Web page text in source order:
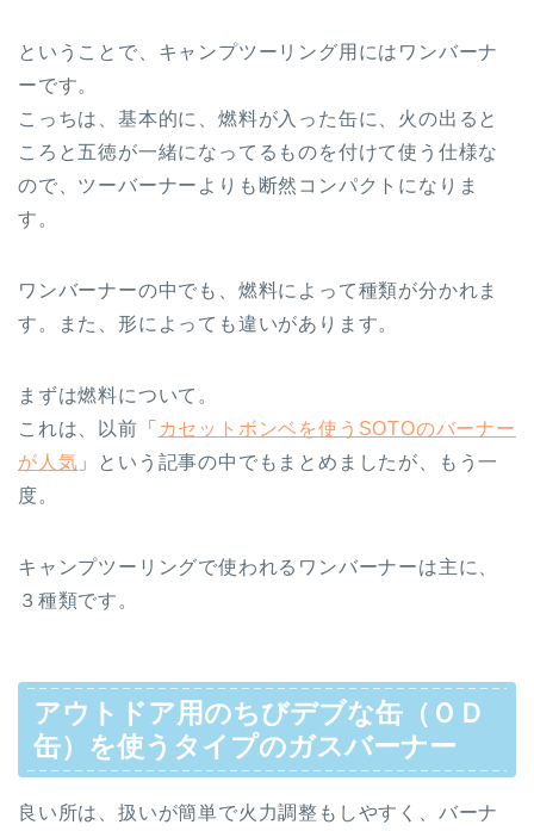
ということで、キャンプツーリング用にはワンバーナ
ーです。
こっちは、基本的に、燃料が入った缶に、火の出ると
ころと五徳が一緒になってるものを付けて使う仕様な
ので、ツーバーナーよりも断然コンパクトになりま
す。
ワンバーナーの中でも、燃料によって種類が分かれま
す。また、形によっても違いがあります。
まずは燃料について。
これは、以前「 カセットボンベを使うSOTOのバーナー
が人気 」という記事の中でもまとめましたが、もう一
度。
キャンプツーリングで使われるワンバーナーは主に、
３種類です。
アウトドア用のちびデブな缶（ＯＤ
缶）を使うタイプのガスバーナー
良い所は、扱いが簡単で火力調整もしやすく、バーナ